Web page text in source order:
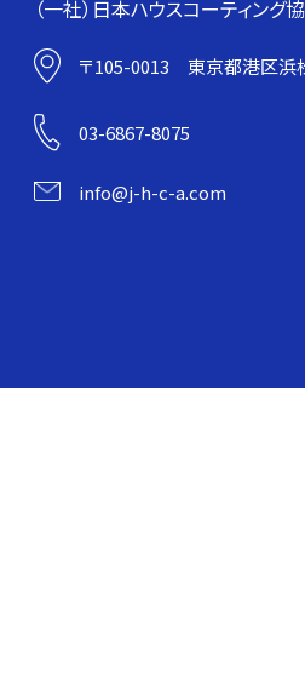
（一社）日本ハウスコーティング
〒105-0013 東京都港区
03-6867-8075
info@j-h-c-a.com